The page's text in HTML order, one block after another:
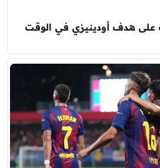
هدف أودينيزي في الوقت